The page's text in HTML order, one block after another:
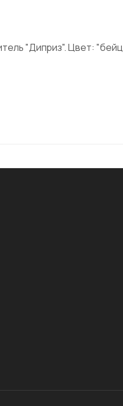
"Диприз". Цвет: "бейц